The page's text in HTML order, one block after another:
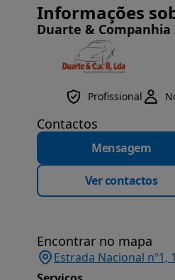
Informações
Duarte &
Profissional
Contactos
Mensagem
Ver contactos
Encontrar no mapa
Estrada Nacional nº1,